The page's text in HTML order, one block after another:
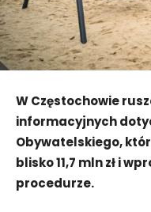
W Częstochowie
informacyjnych
Obywatelskiego,
blisko 11,7 mln zł i
procedurze.